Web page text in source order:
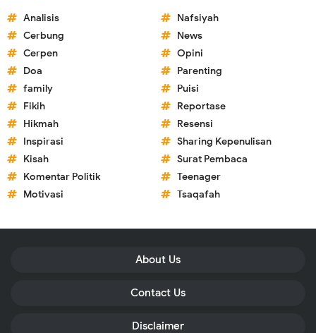
Analisis
Cerbung
Cerpen
Doa
family
Fikih
Hikmah
Inspirasi
Kisah
Komentar Politik
Motivasi
Nafsiyah
News
Opini
Parenting
Puisi
Reportase
Resensi
Sharing Kepenulisan
Surat Pembaca
Teenager
Tsaqafah
About Us
Contact Us
Disclaimer